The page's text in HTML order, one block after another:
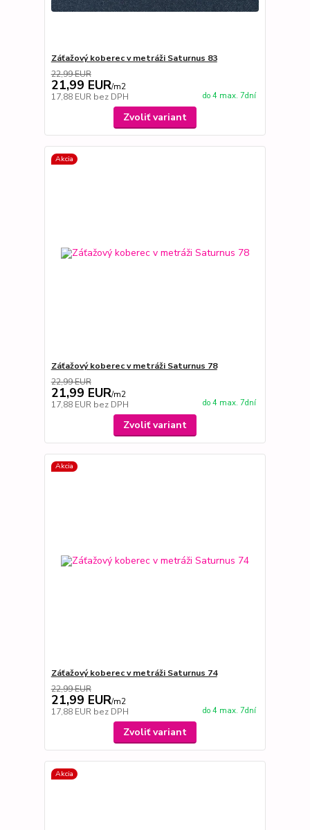
Záťažový koberec v metráži Saturnus 83
22,99 EUR
21,99 EUR/m2
17,88 EUR bez DPH do 4 max. 7dní
Zvoliť variant
Akcia
Záťažový koberec v metráži Saturnus 78
22,99 EUR
21,99 EUR/m2
17,88 EUR bez DPH do 4 max. 7dní
Zvoliť variant
Akcia
Záťažový koberec v metráži Saturnus 74
22,99 EUR
21,99 EUR/m2
17,88 EUR bez DPH do 4 max. 7dní
Zvoliť variant
Akcia